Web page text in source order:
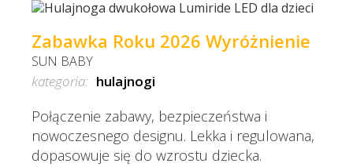
Zabawka Roku 2026 Wyróżnienie
SUN BABY
kategoria: hulajnogi
Połączenie zabawy, bezpieczeństwa i
nowoczesnego designu. Lekka i regulowana,
dopasowuje się do wzrostu dziecka.